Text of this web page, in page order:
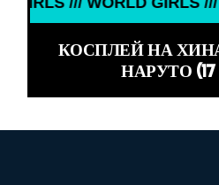
КОСПЛЕЙ НА
НАРУТО